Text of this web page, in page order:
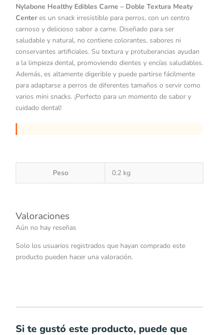
Nylabone Healthy Edibles Carne – Doble Textura Meaty
Centeres un snack irresistible para perros, con un centro
carnoso y delicioso sabor a carne. Diseñado para ser
saludable y natural, no contiene colorantes, sabores ni
conservantes artificiales. Su textura y protuberancias ayudan
a la limpieza dental, promoviendo dientes y encías saludables.
Además, es altamente digerible y puede partirse fácilmente
para adaptarse a perros de diferentes tamaños o servir como
varios mini snacks. ¡Perfecto para un momento de sabor y
cuidado dental!
Peso 0.2 kg
Valoraciones
Aún no hay reseñas
Solo los usuarios registrados que hayan comprado este
producto pueden hacer una valoración.
Si te gustó este producto, puede que